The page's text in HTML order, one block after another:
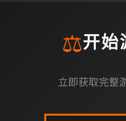
⚖️开始
立即获取完整